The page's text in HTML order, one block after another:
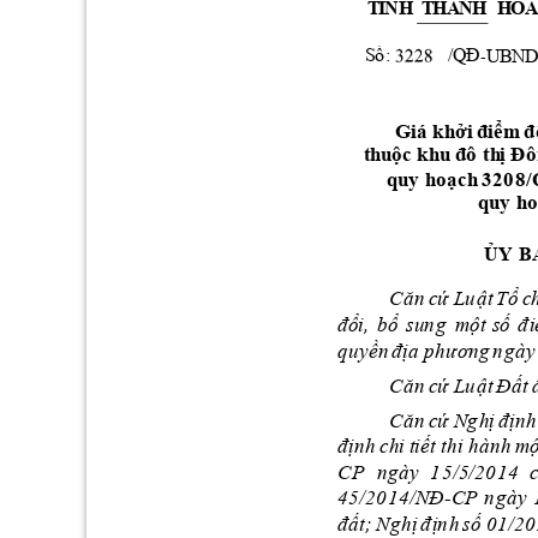
TỈNH THANH HÓA
Số: /QĐ-UBND
Giá khởi điểm
thuộc khu đô thị Đô
quy hoạch3208/
quy ho
ỦY
Căn cứ Luật Tổ c
đổi, bổ sung một số đi
quyền địa phươngngày
Căn cứ Luật Đất
Căn cứ Nghị định
định chi tiết thi hành m
CP ngày 15/5/2014
45/2014/NĐ-CP ngày
đất; Nghị định số 01/20